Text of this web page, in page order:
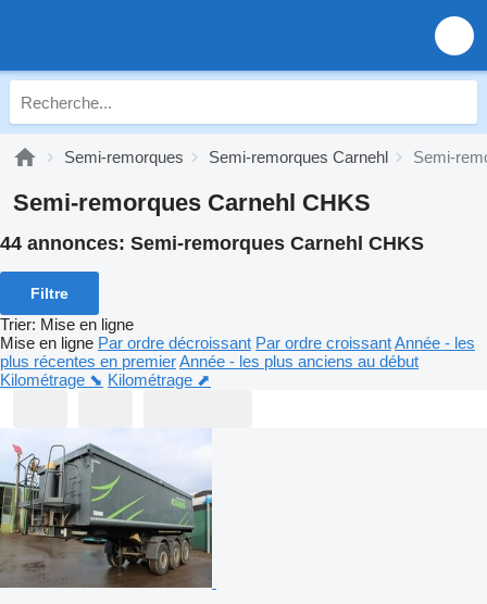
Semi-remorques Semi-remorques Carnehl Semi-
Semi-remorques Carnehl CHKS
44 annonces: Semi-remorques Carnehl CHKS
Filtre
Trier: Mise en ligne
Mise en ligne Par ordre décroissant Par ordre croissantAnnée - les
plus récentes en premierAnnée - les plus anciens au début
Kilométrage ⬊ Kilométrage ⬈